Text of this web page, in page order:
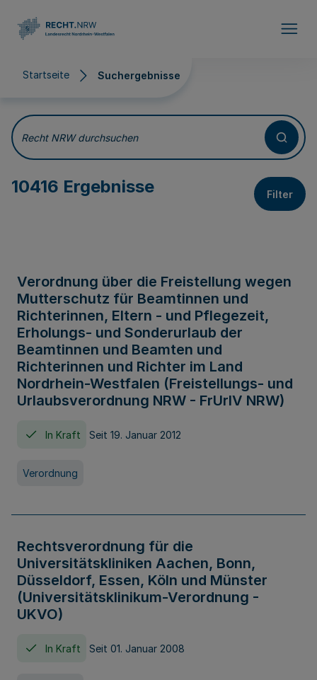
Startseite Suchergebnisse
Suchergebnisse
Recht NRW durchsuchen
10416 Ergebnisse Filter
Verordnung über die Freistellung wegen
Mutterschutz für Beamtinnen und
Richterinnen, Eltern - und Pflegezeit,
Erholungs- und Sonderurlaub der
Beamtinnen und Beamten und
Richterinnen und Richter im Land
Nordrhein-Westfalen (Freistellungs- und
Urlaubsverordnung NRW - FrUrlV NRW)
In Kraft Seit 19. Januar 2012
Verordnung
Rechtsverordnung für die
Universitätskliniken Aachen, Bonn,
Düsseldorf, Essen, Köln und Münster
(Universitätsklinikum-Verordnung -
UKVO)
In Kraft Seit 01. Januar 2008